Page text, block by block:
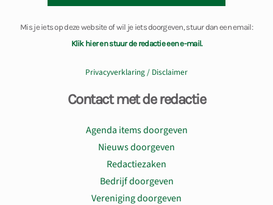
Mis je iets op deze website of wil je iets doorgeven, stuur dan een email:
Klik hier en stuur de redactie een e-mail.
Privacyverklaring / Disclaimer
Contact met de redactie
Agenda items doorgeven
Nieuws doorgeven
Redactiezaken
Bedrijf doorgeven
Vereniging doorgeven